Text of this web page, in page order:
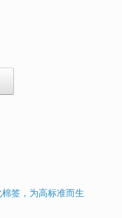
签，为高标准而生